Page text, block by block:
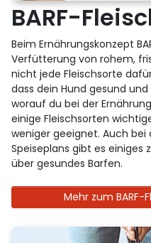
BARF-
Beim Ernährungskonzept
Verfütterung von rohem,
nicht jede Fleischsorte
dass dein Hund gesund
worauf du bei der
einige Fleischsorten
weniger geeignet. Auch
Speiseplans gibt es
über gesundes Barfen.
Mehr zum